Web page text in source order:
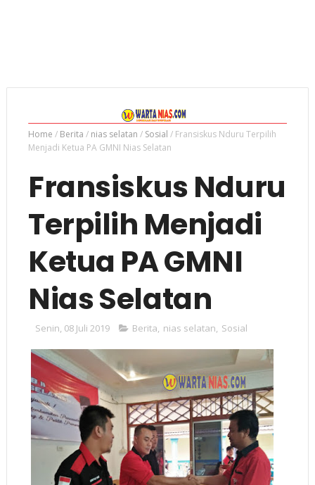
Home / Berita / nias selatan / Sosial / Fransiskus Nduru Terpilih
Menjadi Ketua PA GMNI Nias Selatan
Fransiskus Nduru
Terpilih Menjadi
Ketua PA GMNI
Nias Selatan
Senin, 08 Juli 2019 Berita, nias selatan, Sosial